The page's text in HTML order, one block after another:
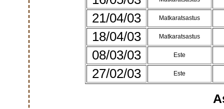
21/04/03 Matkaratsastus
18/04/03 Matkaratsastus
08/03/03 Este
27/02/03 Este